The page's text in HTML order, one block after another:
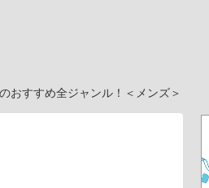
おすすめ全ジャンル！＜メンズ＞